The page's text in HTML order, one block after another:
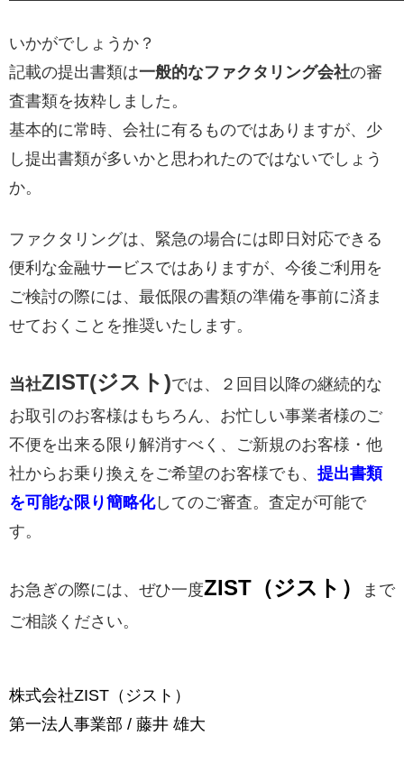
いかがでしょうか？
記載の提出書類は一般的なファクタリング会社の審
査書類を抜粋しました。
基本的に常時、会社に有るものではありますが、少
し提出書類が多いかと思われたのではないでしょう
か。
ファクタリングは、緊急の場合には即日対応できる
便利な金融サービスではありますが、今後ご利用を
ご検討の際には、最低限の書類の準備を事前に済ま
せておくことを推奨いたします。
当社ZIST(ジスト)では、２回目以降の継続的な
お取引のお客様はもちろん、お忙しい事業者様のご
不便を出来る限り解消すべく、ご新規のお客様・他
社からお乗り換えをご希望のお客様でも、 提出書類
を可能な限り簡略化してのご審査。査定が可能で
す。
お急ぎの際には、ぜひ一度ZIST（ジスト）
まで
ご相談ください。
株式会社ZIST（ジスト）
第一法人事業部 / 藤井 雄大